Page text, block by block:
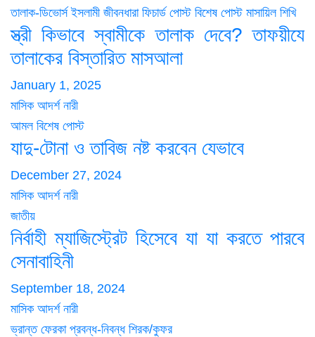
তালাক-ডিভোর্স ইসলামী জীবনধারা ফিচার্ড পোস্ট বিশেষ পোস্ট মাসায়িল শিখি
স্ত্রী কিভাবে স্বামীকে তালাক দেবে? তাফয়ীযে
তালাকের বিস্তারিত মাসআলা
January 1, 2025
মাসিক আদর্শ নারী
আমল বিশেষ পোস্ট
যাদু-টোনা ও তাবিজ নষ্ট করবেন যেভাবে
December 27, 2024
মাসিক আদর্শ নারী
জাতীয়
নির্বাহী ম্যাজিস্ট্রেট হিসেবে যা যা করতে পারবে
সেনাবাহিনী
September 18, 2024
মাসিক আদর্শ নারী
ভ্রান্ত ফেরকা প্রবন্ধ-নিবন্ধ শিরক/কুফর